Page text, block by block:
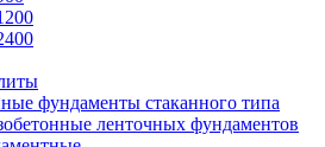
фундаменты стаканного типа
ленточных фундаментов